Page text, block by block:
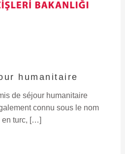
humanitaire
de séjour humanitaire
connu sous le nom
en turc, […]